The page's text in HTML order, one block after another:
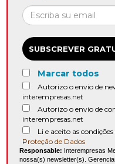
SUBSCREVER
Marcar todos
Autorizo o envio de
interempresas.net
Autorizo o envio de
interempresas.net
Li e aceito as condições
Proteção de Dados
Responsable: Interempresas
nossa(s) newsletter(s).